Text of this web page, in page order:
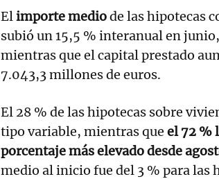
Elimporte mediode las hipotecas
subió un 15,5 % interanual en
mientras que el capital prestado
7.043,3 millones de euros.
El 28 % de las hipotecas sobre
tipo variable, mientras que el 72 %
porcentaje más elevado desde
medio al inicio fue del 3 % para las